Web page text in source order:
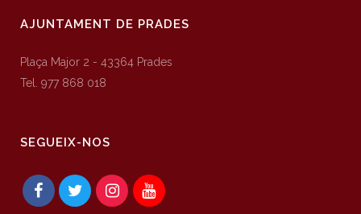
AJUNTAMENT DE PRADES
Plaça Major 2 - 43364 Prades
Tel. 977 868 018
SEGUEIX-NOS